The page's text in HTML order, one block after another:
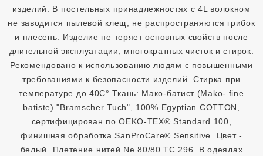
изделий. В постельных принадлежностях с 4L волокном
не заводится пылевой клещ, не распространяются грибок
и плесень. Изделие не теряет основных свойств после
длительной эксплуатации, многократных чисток и стирок.
Рекомендовано к использованию людям с повышенными
требованиями к безопасности изделий. Стирка при
температуре до 40С° Ткань: Мако-батист (Mako- fine
batiste) "Bramscher Tuch", 100% Egyptian COTТON,
сертифицирован по OEKO-TEX® Standard 100,
финишная обработка SanProCare® Sensitive. Цвет -
белый. Плетение нитей Ne 80/80 TC 296. В одеялах